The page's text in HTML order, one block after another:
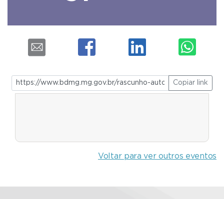
Copiar link
Voltar para ver outros eventos